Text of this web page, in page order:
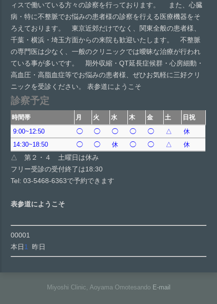
ィスで働いている方々の診察を行っております。 また、心臓
病・特に不整脈でお悩みの患者様の診察を行える医療機器をそ
ろえております。 東京近郊だけでなく、関東全般の患者様、
千葉・横浜・埼玉方面からの来院も歓迎いたします。 不整脈
の専門医は少なく、一般のクリニックでは曖昧な治療が行われ
ている事が多いです。 期外収縮・QT延長症候群・心房細動・
高血圧・高脂血症等でお悩みの患者様、ぜひお気軽に三好クリ
ニックを受診ください。 表参道にようこそ
診察予定
時間帯 月 火 水 木 金 土
日祝
9:00~12:50
◯ ◯ ◯ ◯ ◯ △
休
14:30~18:50
◯ ◯ 休 ◯ ◯ △ 休
△ 第２・４ 土曜日は休み
フリー受診の受付終了は18:30
Tel: 03-5468-6363で予約できます
表参道にようこそ
00001
本日1 昨日
Miyoshi Clinic, Aoyama Omotesando E-mail